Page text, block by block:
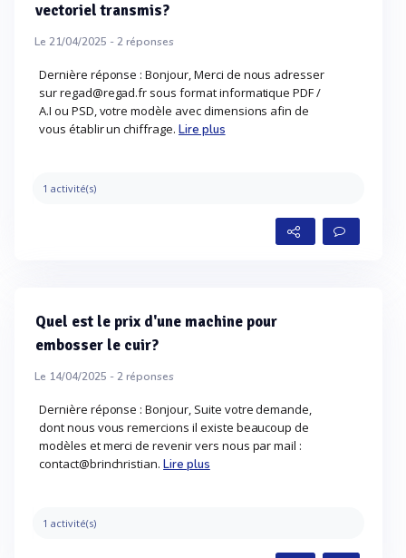
vectoriel transmis?
Le 21/04/2025 -2réponses
Dernière réponse : Bonjour, Merci de nous adresser
sur regad@regad.fr sous format informatique PDF /
A.I ou PSD, votre modèle avec dimensions afin de
vous établir un chiffrage. Lire plus
1 activité(s)
Quel est le prix d'une machine pour
embosser le cuir?
Le 14/04/2025 -2réponses
Dernière réponse : Bonjour, Suite votre demande,
dont nous vous remercions il existe beaucoup de
modèles et merci de revenir vers nous par mail :
contact@brinchristian.Lire plus
1 activité(s)